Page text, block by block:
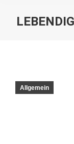
Allgemein